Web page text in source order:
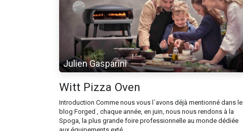
Julien Gasparini
Witt Pizza Oven
Introduction Comme nous vous l´avons déjà mentionné dans le
blog Forged , chaque année, en juin, nous nous rendons à la
Spoga, la plus grande foire professionnelle au monde dédiée